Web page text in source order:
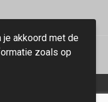
2023
je akkoord met de
zoals op